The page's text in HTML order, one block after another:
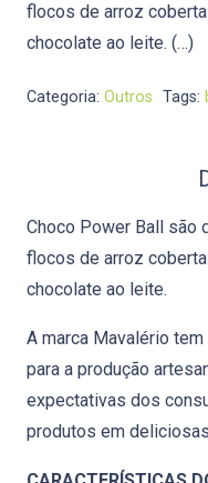
flocos de arroz
chocolate ao leite. (…)
Categoria: Outros Tags:
Choco Power Ball são
flocos de arroz
chocolate ao leite.
A marca Mavalério
para a produção
expectativas dos
produtos em